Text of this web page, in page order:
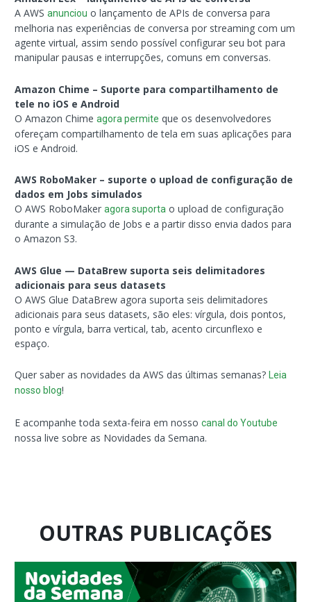
A AWSanunciou o lançamento de APIs de conversa para
melhoria nas experiências de conversa por streaming com um
agente virtual, assim sendo possível configurar seu bot para
manipular pausas e interrupções, comuns em conversas.
Amazon Chime – Suporte para compartilhamento de
tele no iOS e Android
O Amazon Chimeagora permite que os desenvolvedores
ofereçam compartilhamento de tela em suas aplicações para
iOS e Android.
AWS RoboMaker – suporte o upload de configuração de
dados em Jobs simulados
O AWS RoboMakeragora suporta o upload de configuração
durante a simulação de Jobs e a partir disso envia dados para
o Amazon S3.
AWS Glue — DataBrew suporta seis delimitadores
adicionais para seus datasets
O AWS Glue DataBrew agora suporta seis delimitadores
adicionais para seus datasets, são eles: vírgula, dois pontos,
ponto e vírgula, barra vertical, tab, acento circunflexo e
espaço.
Quer saber as novidades da AWS das últimas semanas?Leia
nosso blog!
E acompanhe toda sexta-feira em nossocanal do Youtube
nossa live sobre as Novidades da Semana.
OUTRAS PUBLICAÇÕES
PáginaPáginaPágina PáginaPáginaPáginaPáginaPáginaPágina